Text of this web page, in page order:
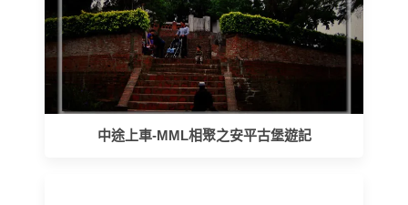
中途上車-MML相聚之安平古堡遊記